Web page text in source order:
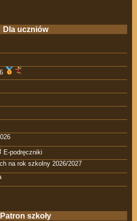
Dla uczniów
E-podręczniki
na rok szkolny 2026/2027
Patron szkoły